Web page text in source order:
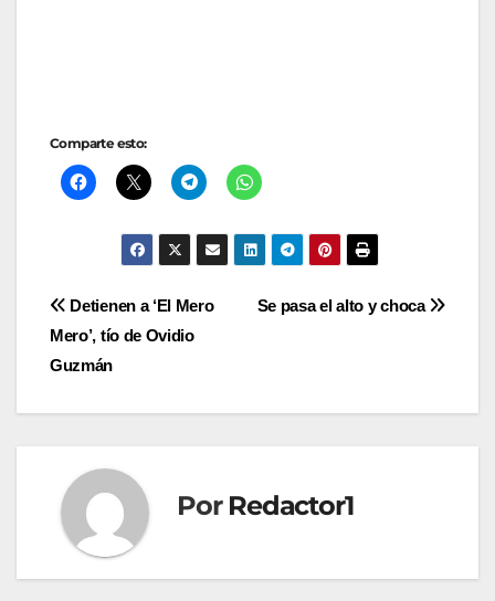
Comparte esto:
Navegación
de
entradas
Se pasa el alto y choca
Detienen a ‘El Mero
Mero’, tío de Ovidio
Guzmán
Por Redactor1